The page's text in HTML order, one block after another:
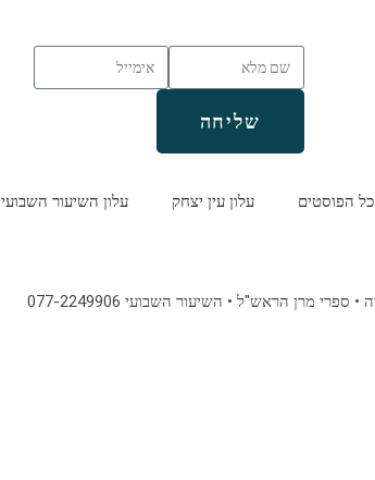
שליחה
כל הפוסטים עלון עין יצחק עלון השיעור השבועי